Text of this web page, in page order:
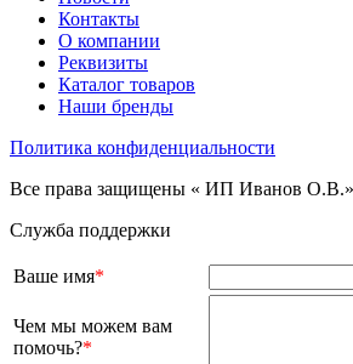
Контакты
О компании
Реквизиты
Каталог товаров
Наши бренды
Политика конфиденциальности
Все права защищены « ИП Иванов О.В.»
Служба поддержки
Ваше имя*
Чем мы можем вам
помочь?*